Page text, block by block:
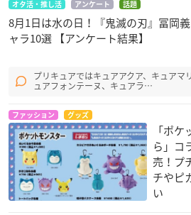
オタ活・推し活 アンケート 話題
8月1日は水の日！『鬼滅の刃』冨岡
ャラ10選 【アンケート結果】
プリキュアではキュアアクア、キュアマ
ュアフォンテーヌ、キュアラ…
ファッション グッズ
「ポ
ら」コ
売！プ
チやピ
い